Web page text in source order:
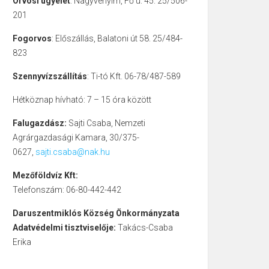
201
Fogorvos: Előszállás, Balatoni út 58. 25/484-
823
Szennyvízszállítás: Ti-tó Kft. 06-78/487-589
Hétköznap hívható: 7 – 15 óra között
Falugazdász: Sajti Csaba, Nemzeti
Agrárgazdasági Kamara, 30/375-
0627, sajti.csaba@nak.hu
Mezőföldvíz Kft:
Telefonszám: 06-80-442-442
Daruszentmiklós Község Önkormányzata
Adatvédelmi tisztviselője: Takács-Csaba
Erika